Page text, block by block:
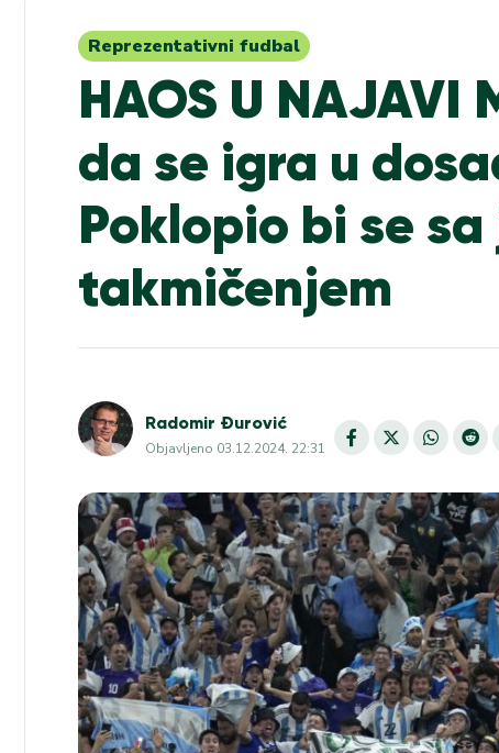
Reprezentativni fudbal
HAOS U
da se igra u
Poklopio bi se
takmičenjem
Radomir Đurović
Objavljeno 03.12.2024. 22:31